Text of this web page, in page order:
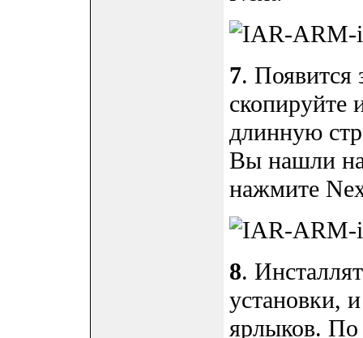
7. Появится
скопируйте
длинную
Вы нашли на
нажмите
8.
установки,
ярлыков. По